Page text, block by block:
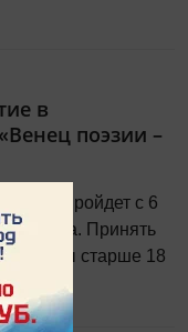
в
поэзии –
пройдет с 6
года. Принять
авторы старше 18